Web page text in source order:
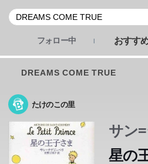
フォロー中 おすす
DREAMS COME TRUE
たけのこの里
サン
星の